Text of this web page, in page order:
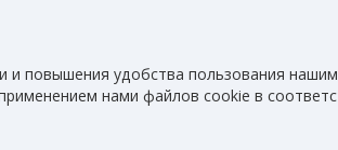
повышения удобства пользования
нами файлов cookie в